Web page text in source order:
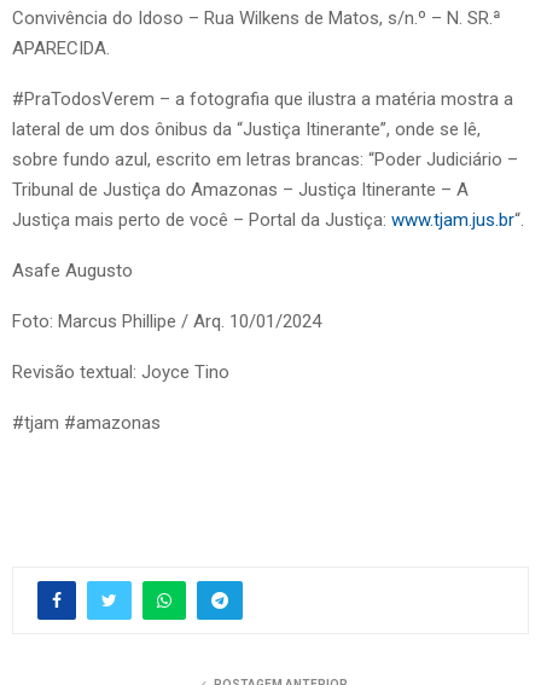
Convivência do Idoso – Rua Wilkens de Matos, s/n.º – N. SR.ª
APARECIDA.
#PraTodosVerem – a fotografia que ilustra a matéria mostra a
lateral de um dos ônibus da “Justiça Itinerante”, onde se lê,
sobre fundo azul, escrito em letras brancas: “Poder Judiciário –
Tribunal de Justiça do Amazonas – Justiça Itinerante – A
Justiça mais perto de você – Portal da Justiça: www.tjam.jus.br“.
Asafe Augusto
Foto: Marcus Phillipe / Arq. 10/01/2024
Revisão textual: Joyce Tino
#tjam #amazonas